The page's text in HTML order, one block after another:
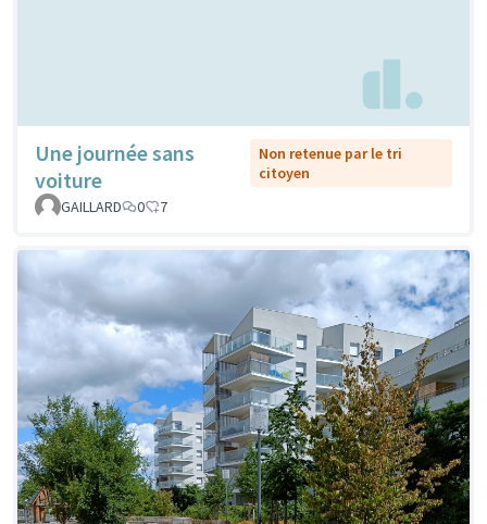
Une journée sans
voiture
Non retenue par le tri
citoyen
GAILLARD
0 7